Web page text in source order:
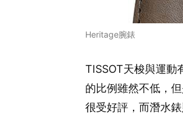
Heritage腕錶
TISSOT天梭與運動
的比例雖然不低，
很受好評，而潛水